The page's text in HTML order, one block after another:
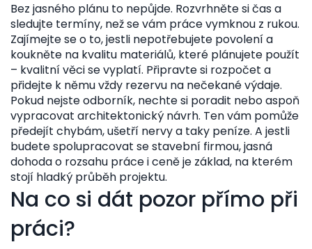
Bez jasného plánu to nepůjde. Rozvrhněte si čas a
sledujte termíny, než se vám práce vymknou z rukou.
Zajímejte se o to, jestli nepotřebujete povolení a
koukněte na kvalitu materiálů, které plánujete použít
– kvalitní věci se vyplatí. Připravte si rozpočet a
přidejte k němu vždy rezervu na nečekané výdaje.
Pokud nejste odborník, nechte si poradit nebo aspoň
vypracovat architektonický návrh. Ten vám pomůže
předejít chybám, ušetří nervy a taky peníze. A jestli
budete spolupracovat se stavební firmou, jasná
dohoda o rozsahu práce i ceně je základ, na kterém
stojí hladký průběh projektu.
Na co si dát pozor přímo při
práci?